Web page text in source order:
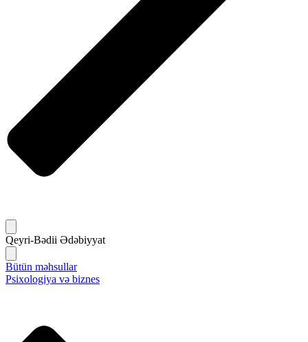
Qeyri-Bədii Ədəbiyyat
Bütün məhsullar
Psixologiya və biznes